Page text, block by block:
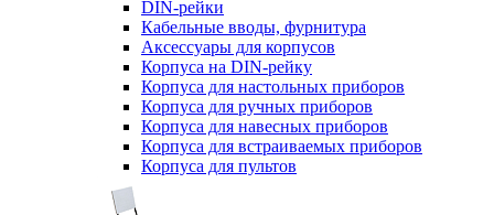
DIN-рейки
Кабельные вводы, фурнитура
Аксессуары для корпусов
Корпуса на DIN-рейку
Корпуса для настольных приборов
Корпуса для ручных приборов
Корпуса для навесных приборов
Корпуса для встраиваемых приборов
Корпуса для пультов